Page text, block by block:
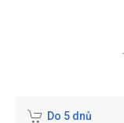
Do 5 dnů